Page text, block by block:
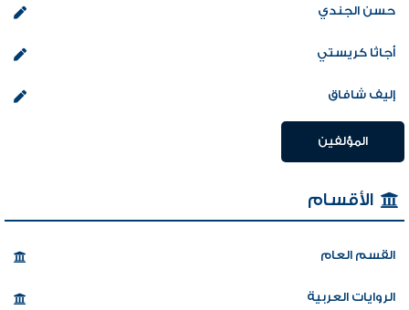
حسن الجندي
أجاثا كريستي
إليف شافاق
المؤلفين
الأقسام
القسم العام
الروايات العربية